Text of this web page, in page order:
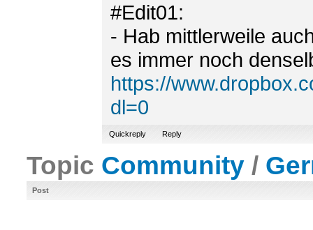
#Edit01:
- Hab mittlerweile
es immer noch
https://
dl=0
Quickreply Reply
Topic Community /
Post